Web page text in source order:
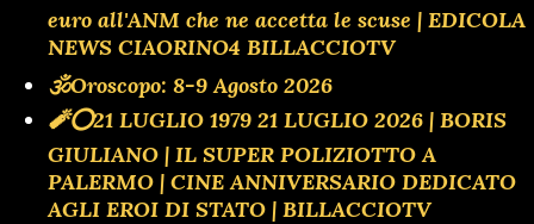
euro all'ANM che ne accetta le scuse | EDICOLA
NEWS CIAORINO4 BILLACCIOTV
🕉Oroscopo: 8-9 Agosto 2026
🧨⭕️21 LUGLIO 1979 21 LUGLIO 2026 | BORIS
GIULIANO | IL SUPER POLIZIOTTO A
PALERMO | CINE ANNIVERSARIO DEDICATO
AGLI EROI DI STATO | BILLACCIOTV